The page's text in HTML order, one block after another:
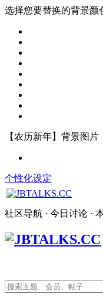
选择您要替换的背景颜
【农历新年】背景图片
个性化设定
社区导航 · 今日讨论 ·